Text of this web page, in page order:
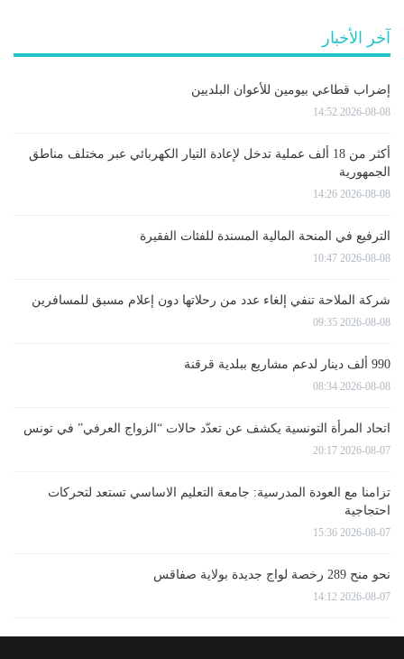
آخر الأخبار
إضراب قطاعي بيومين للأعوان البلديين
2026-08-08 14:52
أكثر من 18 ألف عملية تدخل لإعادة التيار الكهربائي عبر مختلف مناطق
الجمهورية
2026-08-08 14:26
الترفيع في المنحة المالية المسندة للفئات الفقيرة
2026-08-08 10:47
شركة الملاحة تنفي إلغاء عدد من رحلاتها دون إعلام مسبق للمسافرين
2026-08-08 09:35
990 ألف دينار لدعم مشاريع ببلدية قرقنة
2026-08-08 08:34
اتحاد المرأة التونسية يكشف عن تعدّد حالات “الزواج العرفي” في تونس
2026-08-07 20:17
تزامنا مع العودة المدرسية: جامعة التعليم الاساسي تستعد لتحركات
احتجاجية
2026-08-07 15:36
نحو منح 289 رخصة لواج جديدة بولاية صفاقس
2026-08-07 14:12